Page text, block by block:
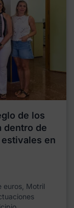
de los
dentro de
en
euros, Motril